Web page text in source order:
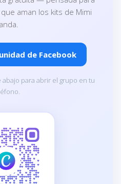
aman los kits de Mimi
de Facebook
para abrir el grupo en tu